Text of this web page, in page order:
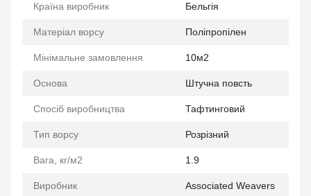
Країна виробник Бельгія
Матеріал ворсу Поліпропілен
Мінімальне замовлення 10м2
Основа Штучна повсть
Спосіб виробництва Тафтинговий
Тип ворсу Розрізний
Вага, кг/м2 1.9
Виробник Associated Weavers